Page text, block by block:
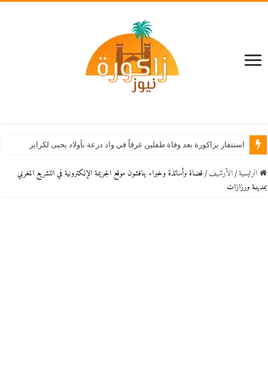
استنفار بزاكورة بعد وفاة طفلين غرقاً في واد درعة بأولاد يحيى لكراير
الرئيسية / اﻷرشيف / قضـاة وأساتذة وخبراء يناقشون موقع الجريمة الإلكترونية في التشريع المغربي
بمدينـة ورزازات